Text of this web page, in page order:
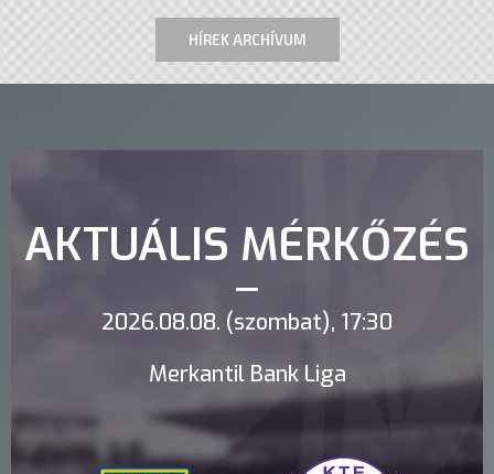
HÍREK ARCHÍVUM
AKTUÁLIS MÉRKŐZÉS
2026.08.08. (szombat), 17:30
Merkantil Bank Liga